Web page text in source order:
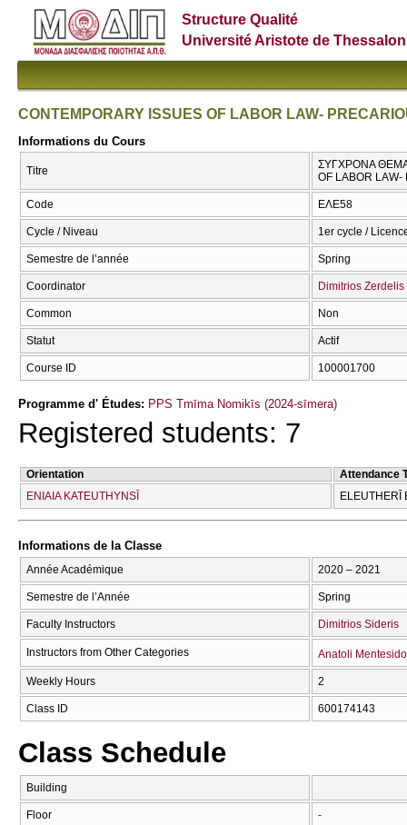
Structure Qualité
Université Aristote de
CONTEMPORARY ISSUES OF LABOR LAW-
Informations du Cours
Titre
ΣΥΓΧΡΟΝΑ
OF LABOR LAW-
Code ΕΛΕ58
Cycle / Niveau 1er cycle /
Semestre de l’année Spring
Coordinator Dimitrios Zerdelis
Common Non
Statut Actif
Course ID 100001700
Programme d' Études: PPS Tmīma Nomikīs (2024-sīmera)
Registered students: 7
Orientation
Attendance
ENIAIA KATEUTHYNSĪ
ELEUTHERĪ
Informations de la Classe
Année Académique 2020 – 2021
Semestre de l’Année Spring
Faculty Instructors Dimitrios Sideris
Instructors from Other Categories Anatoli
Weekly Hours 2
Class ID 600174143
Class Schedule
Building
Floor -